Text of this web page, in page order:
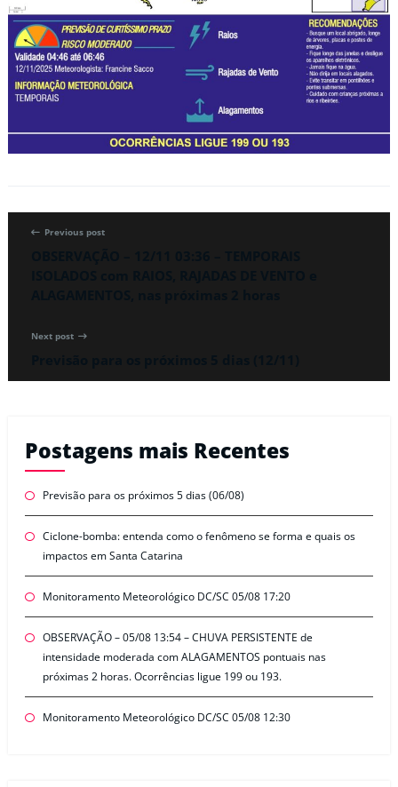
Previous post
Next post
Postagens mais Recentes
Previsão para os próximos 5 dias (06/08)
Ciclone-bomba: entenda como o fenômeno se forma e quais os
impactos em Santa Catarina
Monitoramento Meteorológico DC/SC 05/08 17:20
OBSERVAÇÃO – 05/08 13:54 – CHUVA PERSISTENTE de
intensidade moderada com ALAGAMENTOS pontuais nas
próximas 2 horas. Ocorrências ligue 199 ou 193.
Monitoramento Meteorológico DC/SC 05/08 12:30